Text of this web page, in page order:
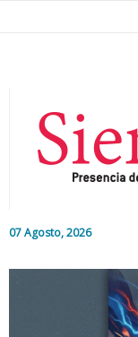
07 Agosto, 2026
Editorial